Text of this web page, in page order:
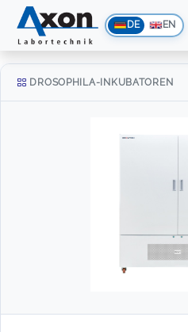
DE EN
DROSOPHILA-INKUBATOREN